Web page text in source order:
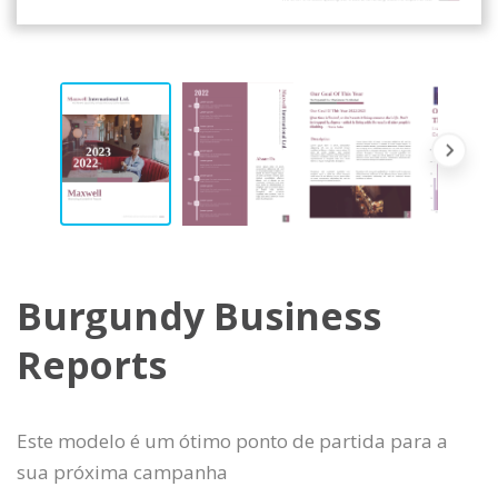
Burgundy Business
Reports
Este modelo é um ótimo ponto de partida para a
sua próxima campanha